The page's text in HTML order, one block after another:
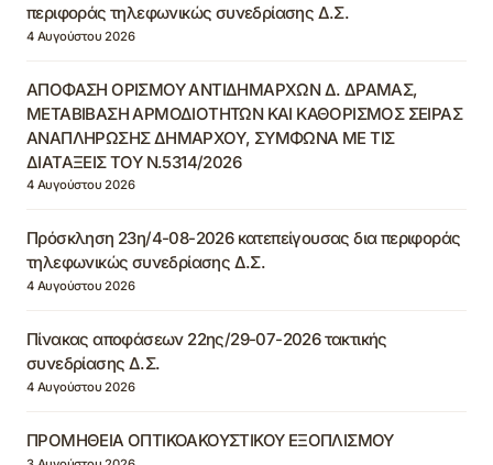
περιφοράς τηλεφωνικώς συνεδρίασης Δ.Σ.
4 Αυγούστου 2026
ΑΠΟΦΑΣΗ ΟΡΙΣΜΟΥ ΑΝΤΙΔΗΜΑΡΧΩΝ Δ. ΔΡΑΜΑΣ,
ΜΕΤΑΒΙΒΑΣΗ ΑΡΜΟΔΙΟΤΗΤΩΝ ΚΑΙ ΚΑΘΟΡΙΣΜΟΣ ΣΕΙΡΑΣ
ΑΝΑΠΛΗΡΩΣΗΣ ΔΗΜΑΡΧΟΥ, ΣΥΜΦΩΝΑ ΜΕ ΤΙΣ
ΔΙΑΤΑΞΕΙΣ ΤΟΥ Ν.5314/2026
4 Αυγούστου 2026
Πρόσκληση 23η/4-08-2026 κατεπείγουσας δια περιφοράς
τηλεφωνικώς συνεδρίασης Δ.Σ.
4 Αυγούστου 2026
Πίνακας αποφάσεων 22ης/29-07-2026 τακτικής
συνεδρίασης Δ.Σ.
4 Αυγούστου 2026
ΠΡΟΜΗΘΕΙΑ ΟΠΤΙΚΟΑΚΟΥΣΤΙΚΟΥ ΕΞΟΠΛΙΣΜΟΥ